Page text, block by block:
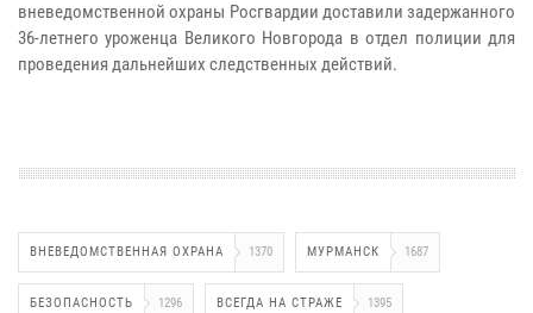
вневедомственной охраны Росгвардии доставили задержанного
36-летнего уроженца Великого Новгорода в отдел полиции для
проведения дальнейших следственных действий.
ВНЕВЕДОМСТВЕННАЯ ОХРАНА 1370 МУРМАНСК 1687
БЕЗОПАСНОСТЬ 1296 ВСЕГДА НА СТРАЖЕ 1395